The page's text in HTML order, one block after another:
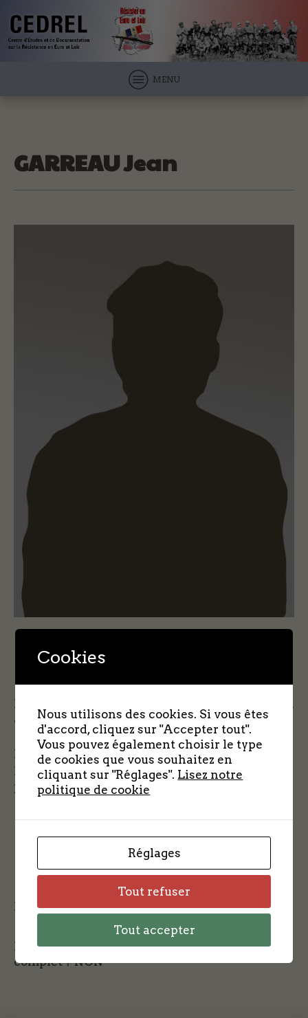
MENU
GARREAU Jean
Front National de Courville sur Eure (formation
antérieure aux FTP).
Né le 19 juin 1919.
Numéro de matricule : 1575. Date d’entrée
janvier 1944.
Le contact avec la famille est-il possible ?NON
Le CEDREL dispose-t-il d'un dossier plus
complet ?NON
Cookies
Nous utilisons des cookies. Si vous êtes
d'accord, cliquez sur "Accepter tout".
Vous pouvez également choisir le type
de cookies que vous souhaitez en
cliquant sur "Réglages". Lisez notre
politique de cookie
Réglages
Tout refuser
Tout accepter